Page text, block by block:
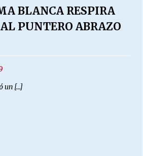
BLANCA RESPIRA
PUNTERO ABRAZO
un […]